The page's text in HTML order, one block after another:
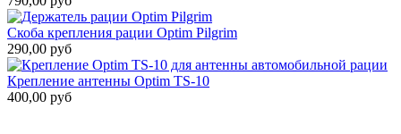
Скоба крепления рации Optim Pilgrim
290,00 руб
Крепление антенны Optim TS-10
400,00 руб